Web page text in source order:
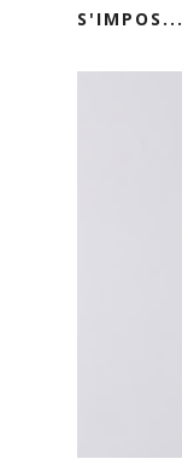
S'IMPOS...